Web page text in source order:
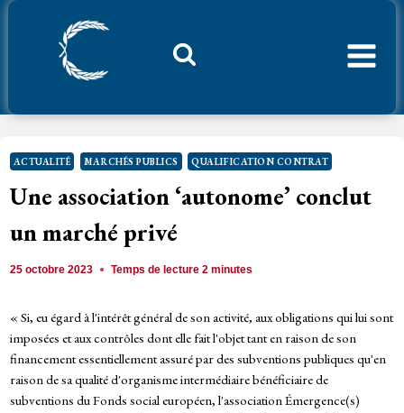
Aller
ACTUALITÉ MARCHÉS PUBLICS QUALIFICATION CONTRAT
Une association ‘autonome’ conclut
un marché privé
25 octobre 2023 Temps de lecture2 minutes
« Si, eu égard à l'intérêt général de son activité, aux obligations qui lui sont
imposées et aux contrôles dont elle fait l'objet tant en raison de son
financement essentiellement assuré par des subventions publiques qu'en
raison de sa qualité d'organisme intermédiaire bénéficiaire de
subventions du Fonds social européen, l'association Émergence(s)